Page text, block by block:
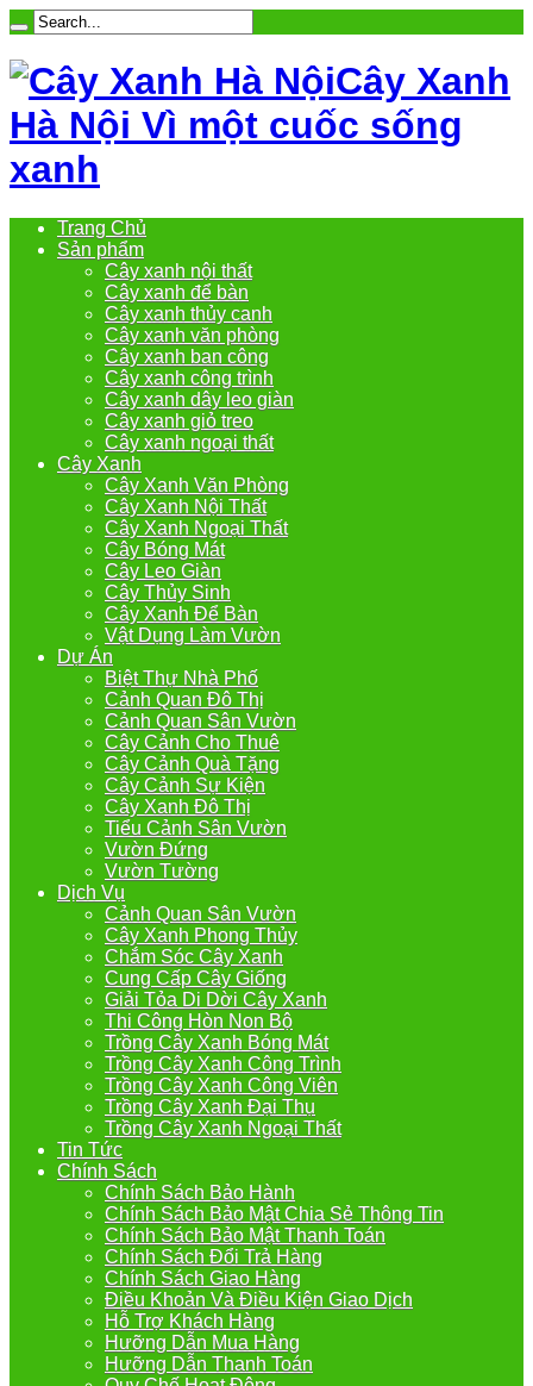
Cây Xanh
Hà Nội Vì một cuốc sống
xanh
Trang Chủ
Sản phẩm
Cây xanh nội thất
Cây xanh để bàn
Cây xanh thủy canh
Cây xanh văn phòng
Cây xanh ban công
Cây xanh công trình
Cây xanh dây leo giàn
Cây xanh giỏ treo
Cây xanh ngoại thất
Cây Xanh
Cây Xanh Văn Phòng
Cây Xanh Nội Thất
Cây Xanh Ngoại Thất
Cây Bóng Mát
Cây Leo Giàn
Cây Thủy Sinh
Cây Xanh Để Bàn
Vật Dụng Làm Vườn
Dự Án
Biệt Thự Nhà Phố
Cảnh Quan Đô Thị
Cảnh Quan Sân Vườn
Cây Cảnh Cho Thuê
Cây Cảnh Quà Tặng
Cây Cảnh Sự Kiện
Cây Xanh Đô Thị
Tiểu Cảnh Sân Vườn
Vườn Đứng
Vườn Tường
Dịch Vụ
Cảnh Quan Sân Vườn
Cây Xanh Phong Thủy
Chắm Sóc Cây Xanh
Cung Cấp Cây Giống
Giải Tỏa Di Dời Cây Xanh
Thi Công Hòn Non Bộ
Trồng Cây Xanh Bóng Mát
Trồng Cây Xanh Công Trình
Trồng Cây Xanh Công Viên
Trồng Cây Xanh Đại Thụ
Trồng Cây Xanh Ngoại Thất
Tin Tức
Chính Sách
Chính Sách Bảo Hành
Chính Sách Bảo Mật Chia Sẻ Thông Tin
Chính Sách Bảo Mật Thanh Toán
Chính Sách Đổi Trả Hàng
Chính Sách Giao Hàng
Điều Khoản Và Điều Kiện Giao Dịch
Hỗ Trợ Khách Hàng
Hưỡng Dẫn Mua Hàng
Hưỡng Dẫn Thanh Toán